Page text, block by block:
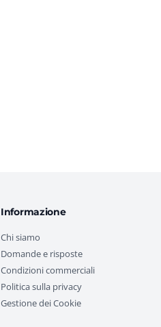
Informazione
Chi siamo
Domande e risposte
Condizioni commerciali
Politica sulla privacy
Gestione dei Cookie